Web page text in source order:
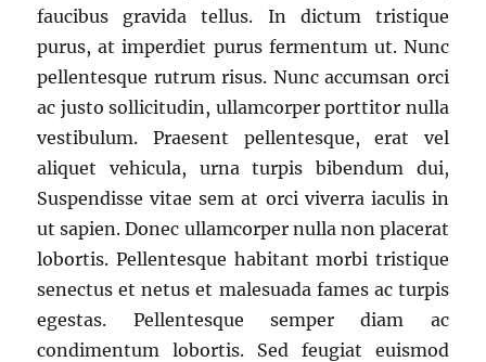
faucibus gravida tellus. In dictum tristique
purus, at imperdiet purus fermentum ut. Nunc
pellentesque rutrum risus. Nunc accumsan orci
ac justo sollicitudin, ullamcorper porttitor nulla
vestibulum. Praesent pellentesque, erat vel
aliquet vehicula, urna turpis bibendum dui,
Suspendisse vitae sem at orci viverra iaculis in
ut sapien. Donec ullamcorper nulla non placerat
lobortis. Pellentesque habitant morbi tristique
senectus et netus et malesuada fames ac turpis
egestas. Pellentesque semper diam ac
condimentum lobortis. Sed feugiat euismod